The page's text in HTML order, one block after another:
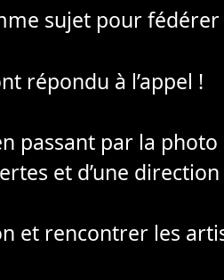
sujet pour
répondu à l’appel !
passant par la photo
et d’une
et rencontrer les